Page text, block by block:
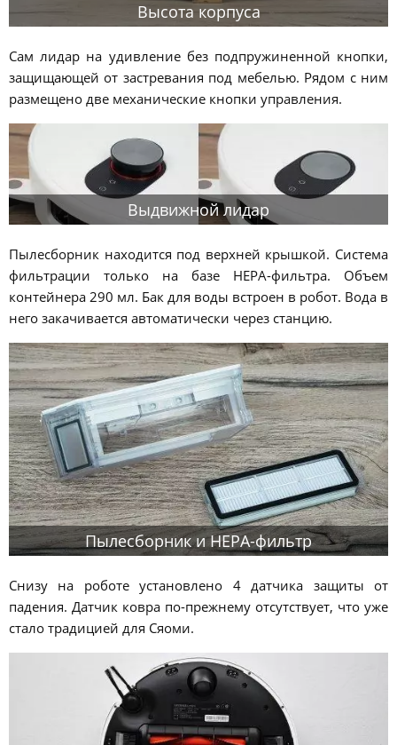
Высота корпуса
Сам лидар на удивление без подпружиненной кнопки,
защищающей от застревания под мебелью. Рядом с ним
размещено две механические кнопки управления.
Выдвижной лидар
Пылесборник находится под верхней крышкой. Система
фильтрации только на базе HEPA-фильтра. Объем
контейнера 290 мл. Бак для воды встроен в робот. Вода в
него закачивается автоматически через станцию.
Пылесборник и HEPA-фильтр
Снизу на роботе установлено 4 датчика защиты от
падения. Датчик ковра по-прежнему отсутствует, что уже
стало традицией для Сяоми.